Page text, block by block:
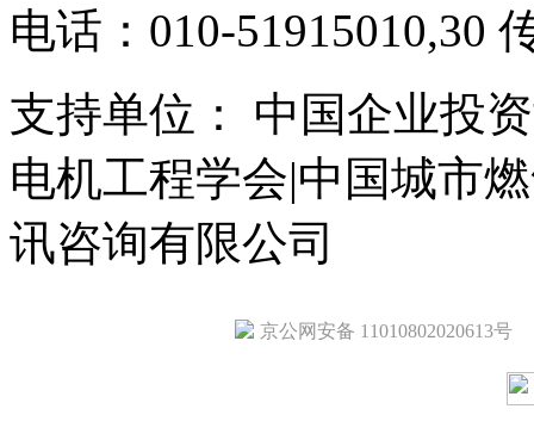
电话：010-51915010,30
支持单位： 中国企业投
电机工程学会|中国城市
讯咨询有限公司
京公网安备 11010802020613号